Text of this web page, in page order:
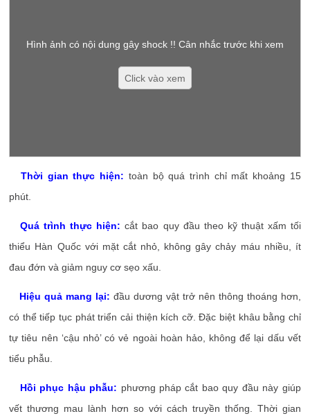
Hình ảnh có nội dung gây shock !! Cân nhắc trước khi xem
Click vào xem
Thời gian thực hiện: toàn bộ quá trình chỉ mất khoảng 15
phút.
Quá trình thực hiện: cắt bao quy đầu theo kỹ thuật xấm tối
thiểu Hàn Quốc với mặt cắt nhỏ, không gây chảy máu nhiều, ít
đau đớn và giảm nguy cơ sẹo xấu.
Hiệu quả mang lại: đầu dương vật trở nên thông thoáng hơn,
có thể tiếp tục phát triển cải thiện kích cỡ. Đặc biệt khâu bằng chỉ
tự tiêu nên ‘cậu nhỏ’ có vẻ ngoài hoàn hảo, không để lại dấu vết
tiểu phẫu.
Hồi phục hậu phẫu: phương pháp cắt bao quy đầu này giúp
vết thương mau lành hơn so với cách truyền thống. Thời gian